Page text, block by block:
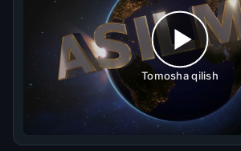
Tomosha qilish